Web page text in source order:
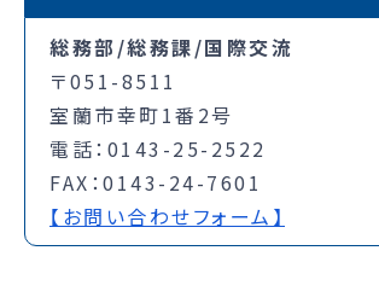
総務部/総務課/国際交流
〒051-8511
室蘭市幸町1番2号
電話：0143-25-2522
FAX：0143-24-7601
【お問い合わせフォーム】